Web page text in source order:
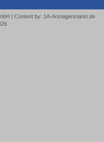
| Content by: 1A-Anzeigenmarkt.de